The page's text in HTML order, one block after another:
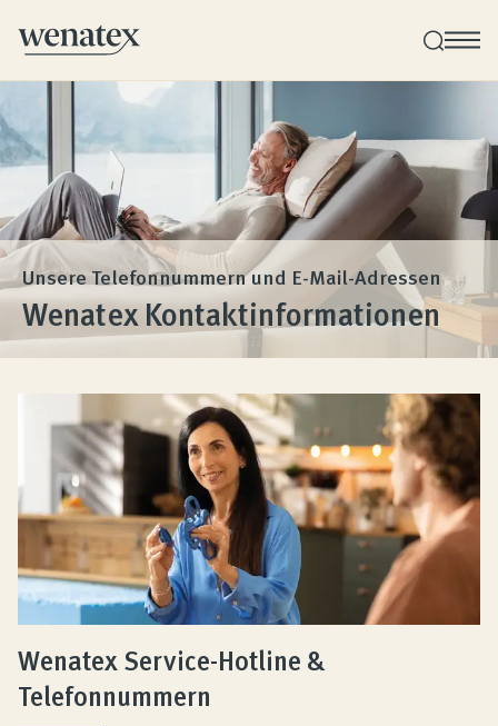
Wenatex Schlafberatung
Individuelle Produktberatung bei Ihnen zu Hause!
Produkte
Qualität und Garantie
Kundenbewertungen
Produktberatung
Unternehmen
Kontakt
Unsere Telefonnummern und E-Mail-Adressen
Wenatex Kontaktinformationen
Wenatex Service-Hotline &
Telefonnummern